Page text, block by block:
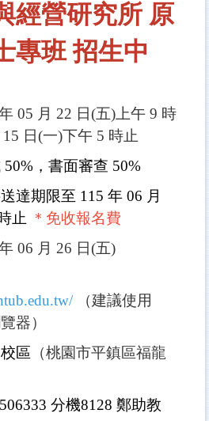
經營研究所 原
專班招生中
05 月 22 日(五)上午 9 時
日(一)下午 5 時止
50%，書面審查 50%
達期限至 115 年 06 月
止 ＊免收報名費
06 月 26 日(五)
（建議使用
器）
區 （桃園市平鎮區福龍
分機8128 鄭助教